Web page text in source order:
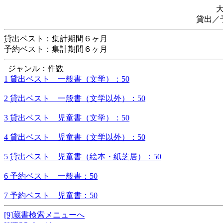
貸出／
貸出ベスト：集計期間６ヶ月
予約ベスト：集計期間６ヶ月
ジャンル：件数
1 貸出ベスト 一般書（文学）：50
2 貸出ベスト 一般書（文学以外）：50
3 貸出ベスト 児童書（文学）：50
4 貸出ベスト 児童書（文学以外）：50
5 貸出ベスト 児童書（絵本・紙芝居）：50
6 予約ベスト 一般書：50
7 予約ベスト 児童書：50
[9]蔵書検索メニューへ